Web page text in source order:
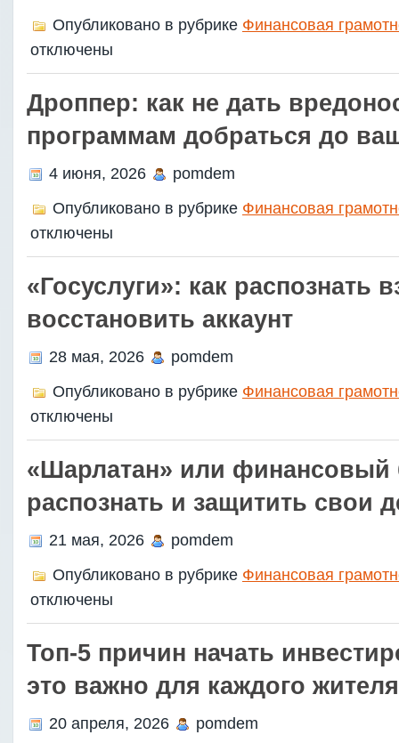
Опубликовано в рубрике Финансовая
отключены
Дроппер: как не дать
программам добраться до
4 июня, 2026
pomdem
Опубликовано в рубрике Финансовая
отключены
«Госуслуги»: как распознать
восстановить аккаунт
28 мая, 2026
pomdem
Опубликовано в рубрике Финансовая
отключены
«Шарлатан» или финансовый
распознать и защитить свои
21 мая, 2026
pomdem
Опубликовано в рубрике Финансовая
отключены
Топ-5 причин начать
это важно для каждого
20 апреля, 2026 pomdem